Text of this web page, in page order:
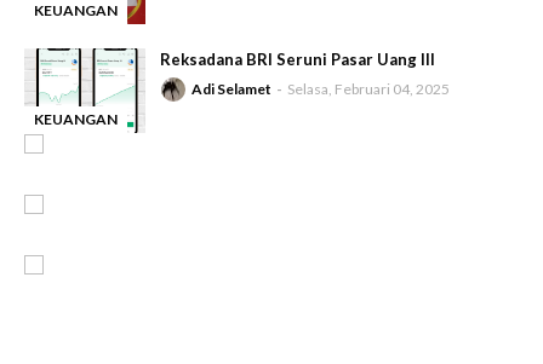
KEUANGAN
KEUANGAN
Reksadana BRI Seruni Pasar Uang III
Adi Selamet Selasa, Februari 04, 2025